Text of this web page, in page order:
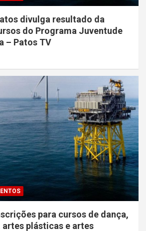
divulga resultado da
do Programa Juventude
– Patos TV
para cursos de dança,
plásticas e artes